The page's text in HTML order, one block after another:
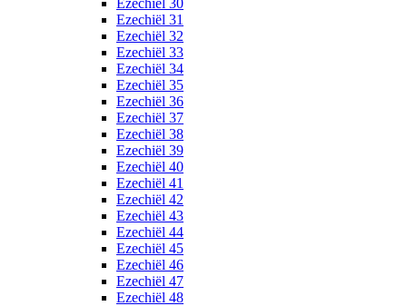
Ezechiël 30
Ezechiël 31
Ezechiël 32
Ezechiël 33
Ezechiël 34
Ezechiël 35
Ezechiël 36
Ezechiël 37
Ezechiël 38
Ezechiël 39
Ezechiël 40
Ezechiël 41
Ezechiël 42
Ezechiël 43
Ezechiël 44
Ezechiël 45
Ezechiël 46
Ezechiël 47
Ezechiël 48